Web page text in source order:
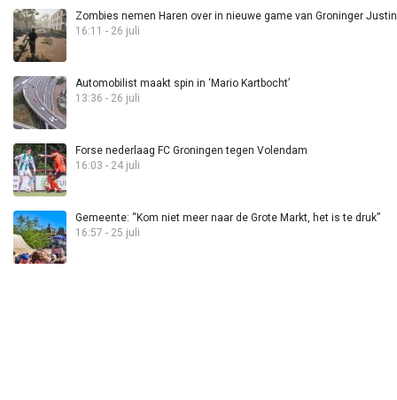
Zombies nemen Haren over in nieuwe game van Groninger
16:11 - 26 juli
Automobilist maakt spin in ‘Mario Kartbocht’
13:36 - 26 juli
Forse nederlaag FC Groningen tegen Volendam
16:03 - 24 juli
Gemeente: “Kom niet meer naar de Grote Markt, het is te druk”
16:57 - 25 juli